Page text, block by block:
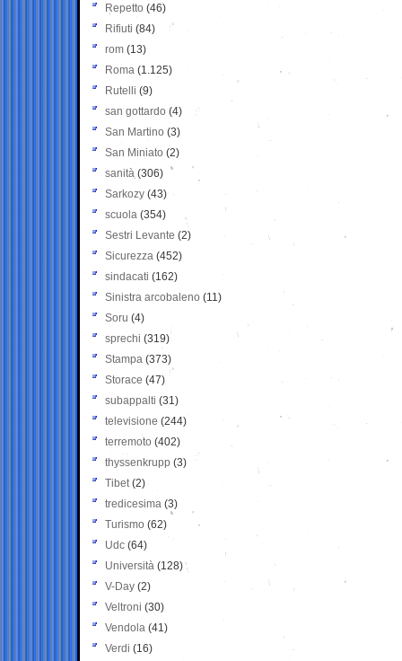
Repetto (46)
Rifiuti (84)
rom (13)
Roma (1.125)
Rutelli (9)
san gottardo (4)
San Martino (3)
San Miniato (2)
sanità (306)
Sarkozy (43)
scuola (354)
Sestri Levante (2)
Sicurezza (452)
sindacati (162)
Sinistra arcobaleno (11)
Soru (4)
sprechi (319)
Stampa (373)
Storace (47)
subappalti (31)
televisione(244)
terremoto (402)
thyssenkrupp (3)
Tibet(2)
tredicesima (3)
Turismo (62)
Udc (64)
Università (128)
V-Day (2)
Veltroni (30)
Vendola (41)
Verdi (16)